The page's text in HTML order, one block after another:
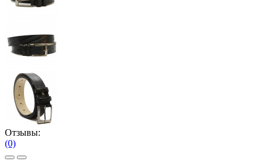
Отзывы:
(0)